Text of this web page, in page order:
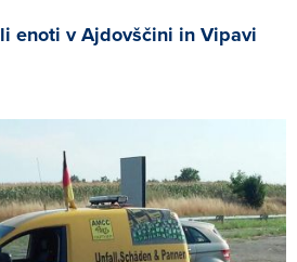
enoti v Ajdovščini in Vipavi